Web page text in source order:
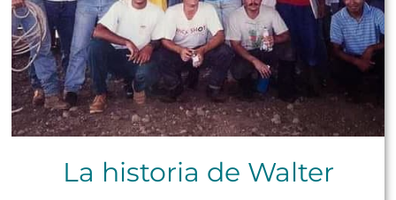
La historia de Walter